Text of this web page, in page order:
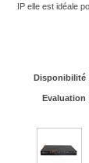
IP elle est idéale
Disponibilité
Evaluation